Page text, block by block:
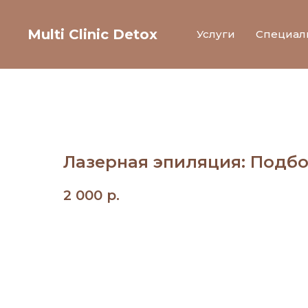
Multi Clinic Detox Услуги
Лазерная эпиляция:
2 000 р.